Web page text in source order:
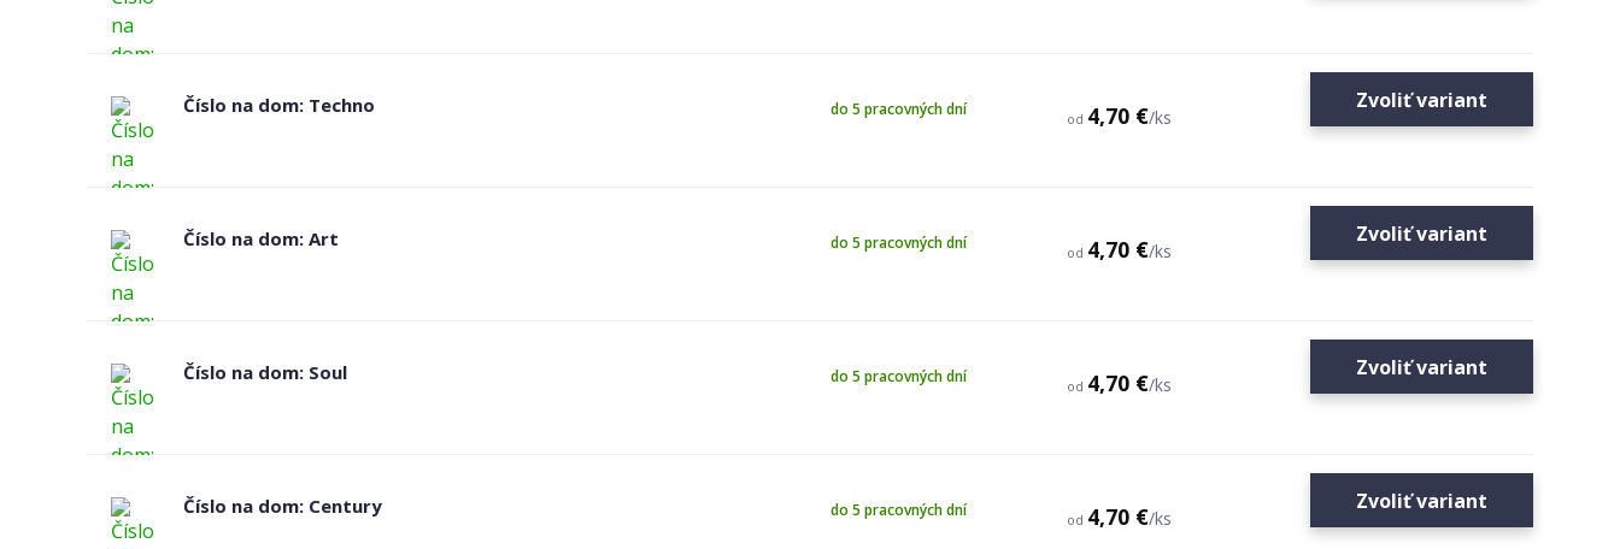
Číslo na dom: Techno
od 4,70 €/ks
do 5 pracovných dní Zvoliť variant
Číslo na dom: Art
od 4,70 €/ks
do 5 pracovných dní Zvoliť variant
Číslo na dom: Soul
od 4,70 €/ks
do 5 pracovných dní Zvoliť variant
Číslo na dom: Century
od 4,70 €/ks
do 5 pracovných dní Zvoliť variant